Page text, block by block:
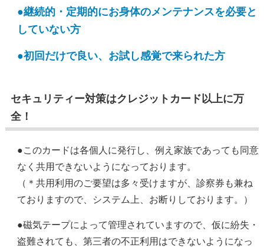
●継続的・定期的にお身体のメンテナンスを必要と
していない方
●初回だけで良い、お試し感覚で来られた方
セキュリティー対策はクレジットカード以上に万
全！
●このカードは各個人に発行し、例え家族であっても同意
なく共用できないようになっております。
（＊共用利用のご要望は多々受けますが、診察券も兼ね
ておりますので、システム上、お断りしております。）
●磁気テープによって管理されていますので、仮に紛失・
盗難されても、第三者の不正利用はできないようになっ